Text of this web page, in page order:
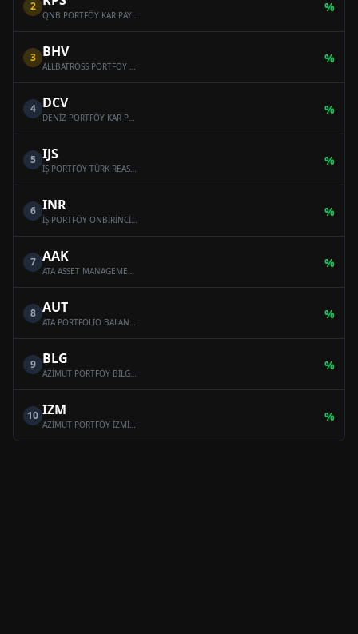
2
QNB PORTFÖY KAR PAYI ÖDEYEN ONİKİNCİ SERBEST (DÖVİZ) FON
%
3 BHV
ALLBATROSS PORTFÖY BAHAR HİSSE SENEDİ SERBEST FON (HİSSE SENEDİ YOĞUN FON)
%
4 DCV
DENİZ PORTFÖY KAR PAYI ÖDEYEN SERBEST (DÖVİZ) FON
%
5 IJS
İŞ PORTFÖY TÜRK REASÜRANS SERBEST ÖZEL FON
%
6 INR
İŞ PORTFÖY ONBİRİNCİ SERBEST (DÖVİZ) FON
%
7 AAK
ATA ASSET MANAGEMENT MULTI-ASSET VARIABLE FUND
%
8 AUT
ATA PORTFOLİO BALANCED VARİABLE FUND
%
9 BLG
AZİMUT PORTFÖY BİLGE SERBEST ÖZEL FON
%
10 IZM
AZİMUT PORTFÖY İZMİR SERBEST (TL) ÖZEL FON
%